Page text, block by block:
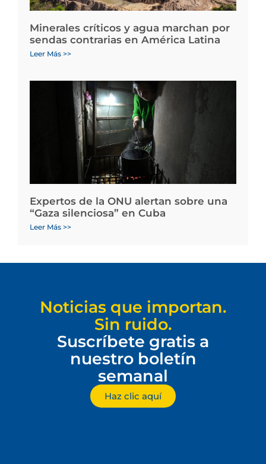
Minerales críticos y agua marchan por
sendas contrarias en América Latina
Leer Más >>
Expertos de la ONU alertan sobre una
“Gaza silenciosa” en Cuba
Leer Más >>
Noticias que importan.
Sin ruido.
Suscríbete gratis a
nuestro boletín
semanal
Haz clic aquí